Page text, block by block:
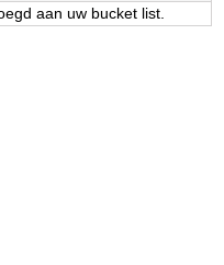
aan uw bucket list.